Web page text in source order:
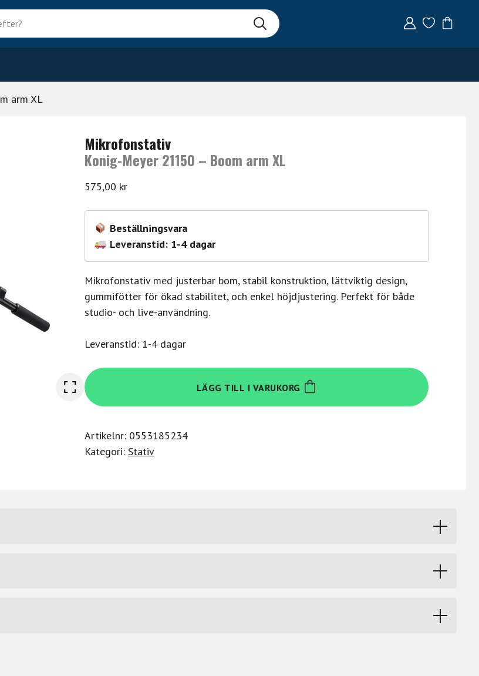
arm XL
Mikrofonstativ
Konig-Meyer 21150 – Boom arm XL
575,00 kr
Beställningsvara
Leveranstid: 1-4 dagar
Mikrofonstativ med justerbar bom, stabil konstruktion, lättviktig design,
gummifötter för ökad stabilitet, och enkel höjdjustering. Perfekt för både
studio- och live-användning.
Leveranstid: 1-4 dagar
Konig-
Meyer
21150
Boom
arm
LÄGG TILL I VARUKORG
Artikelnr: 0553185234
Kategori: Stativ
mikrofonens position för att fånga ljudet på bästa sätt. Bomarmen är utrustad med en